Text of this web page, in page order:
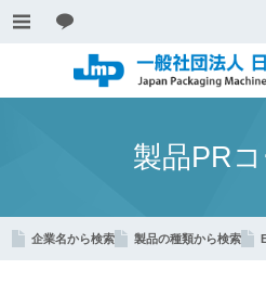
製品PR
企業名から検索 製品の種類から検索